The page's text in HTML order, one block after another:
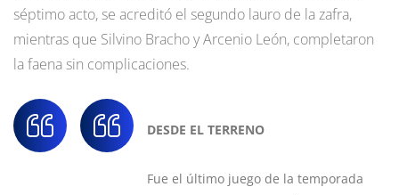
séptimo acto, se acreditó el segundo lauro de la zafra,
mientras que Silvino Bracho y Arcenio León, completaron
la faena sin complicaciones.
DESDE EL TERRENO
Fue el último juego de la temporada